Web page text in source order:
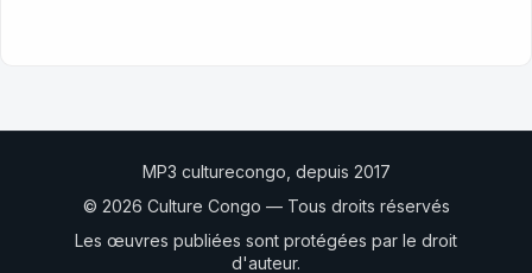
MP3 culturecongo, depuis 2017
© 2026 Culture Congo — Tous droits réservés
Les œuvres publiées sont protégées par le droit
d'auteur.